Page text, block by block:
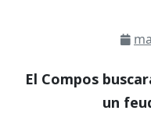
El Compos
un